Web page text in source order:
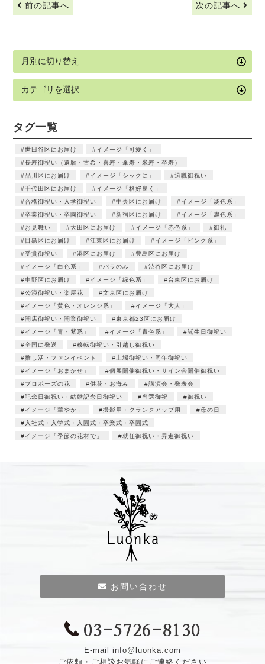
前の記事へ 次の記事へ
タグ一覧
世田谷区にお届け
イメージ「可愛く」
長寿御祝い（還暦・古希・喜寿・傘寿・米寿・卒寿）
品川区にお届け
イメージ「シックに」
退職御祝い
千代田区にお届け
イメージ「格好良く」
合格御祝い・入学御祝い
中央区にお届け
イメージ「淡色系」
卒業御祝い・卒園御祝い
新宿区にお届け
イメージ「濃色系」
お見舞い
大田区にお届け イメージ「赤色系」
御礼
目黒区にお届け
江東区にお届け
イメージ「ピンク系」
受賞御祝い
港区にお届け
豊島区にお届け
イメージ「白色系」
バラのみ
渋谷区にお届け
中野区にお届け
イメージ「緑色系」
台東区にお届け
公演御祝い・楽屋花
文京区にお届け
イメージ「黄色・オレンジ系」
イメージ「大人」
開店御祝い・開業御祝い
東京都23区にお届け
イメージ「青・紫系」
イメージ「青色系」
誕生日御祝い
全国に発送
移転御祝い・引越し御祝い
推し活・ファンイベント
上場御祝い・周年御祝い
イメージ「おまかせ」
個展開催御祝い・サイン会開催御祝い
プロポーズの花
供花・お悔み
講演会・発表会
記念日御祝い・結婚記念日御祝い
当選御祝
御祝い
イメージ「華やか」
撮影用・クランクアップ用
母の日
入社式・入学式・入園式・卒業式・卒園式
イメージ「季節の花材で」
就任御祝い・昇進御祝い
お問い合わせ
03-5726-8130
E-mail info@luonka.com
ご依頼・ご相談お気軽にご連絡ください